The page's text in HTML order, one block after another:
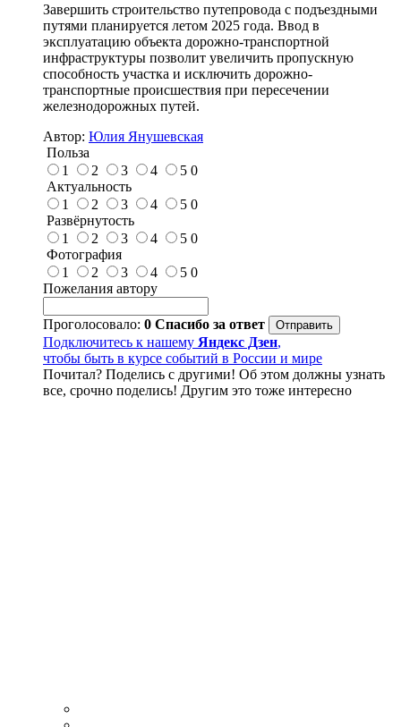
Завершить строительство путепровода с подъездными
путями планируется летом 2025 года. Ввод в
эксплуатацию объекта дорожно-транспортной
инфраструктуры позволит увеличить пропускную
способность участка и исключить дорожно-
транспортные происшествия при пересечении
железнодорожных путей.
Автор: Юлия Янушевская
Польза
1
2 3 4 5 0
Актуальность
1
2 3 4 5 0
Развёрнутость
1
2 3 4 5 0
Фотография
1
2 3 4 5 0
Пожелания автору
Проголосовало: 0 Спасибо за ответ
Подключитесь к нашему Яндекс Дзен,
чтобы быть в курсе событий в России и мире
Почитал? Поделись с другими! Об этом должны узнать
все, срочно поделись! Другим это тоже интересно